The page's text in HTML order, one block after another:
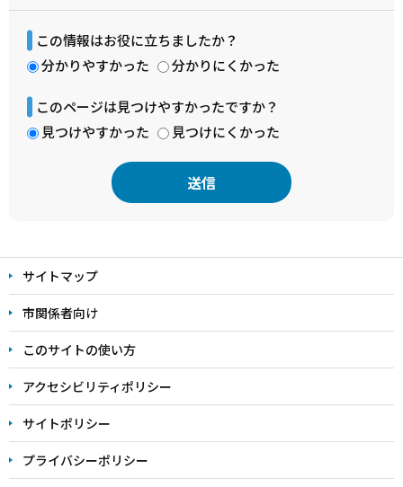
この情報はお役に立ちましたか？
分かりやすかった
分かりにくかった
このページは見つけやすかったですか？
見つけやすかった
見つけにくかった
文
こ
こ
ま
で
サイトマップ
市関係者向け
このサイトの使い方
アクセシビリティポリシー
サイトポリシー
プライバシーポリシー